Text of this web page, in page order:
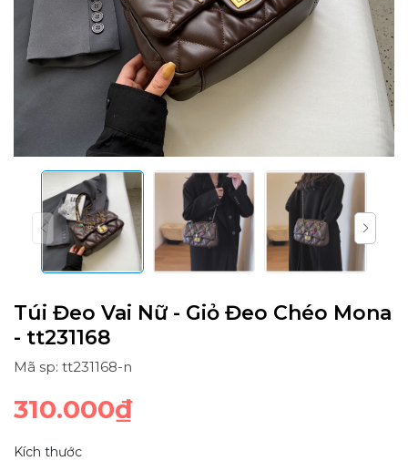
Túi Đeo Vai Nữ - Giỏ Đeo Chéo Mona
- tt231168
Mã sp: tt231168-n
310.000₫
Kích thước